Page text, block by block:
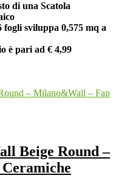
di una Scatola
fogli sviluppa 0,575 mq a
è pari ad € 4,99
Beige Round –